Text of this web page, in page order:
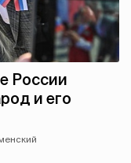
России
и его